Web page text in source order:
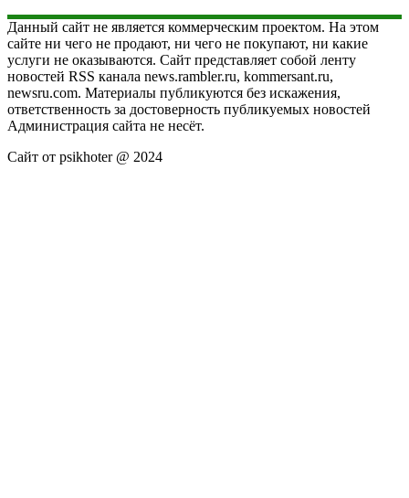
Данный сайт не является коммерческим проектом. На этом
сайте ни чего не продают, ни чего не покупают, ни какие
услуги не оказываются. Сайт представляет собой ленту
новостей RSS канала news.rambler.ru, kommersant.ru,
newsru.com. Материалы публикуются без искажения,
ответственность за достоверность публикуемых новостей
Администрация сайта не несёт.
Сайт от psikhoter @ 2024